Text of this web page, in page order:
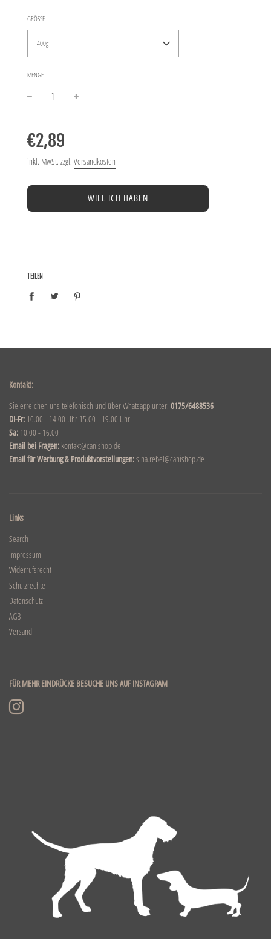
GRÖSSE
400g
MENGE
Preis
€2,89
inkl. MwSt. zzgl. Versandkosten
WILL ICH HABEN
TEILEN
Kontakt:
Sie erreichen uns telefonisch und über Whatsapp unter: 0175/6488536
DI-Fr: 10.00 - 14.00 Uhr 15.00 - 19.00 Uhr
Sa: 10.00 - 16.00
Email bei Fragen: kontakt@canishop.de
Email für Werbung & Produktvorstellungen:sina.rebel@canishop.de
Links
Search
Impressum
Widerrufsrecht
Schutzrechte
Datenschutz
AGB
Versand
FÜR MEHR EINDRÜCKE BESUCHE UNS AUF INSTAGRAM